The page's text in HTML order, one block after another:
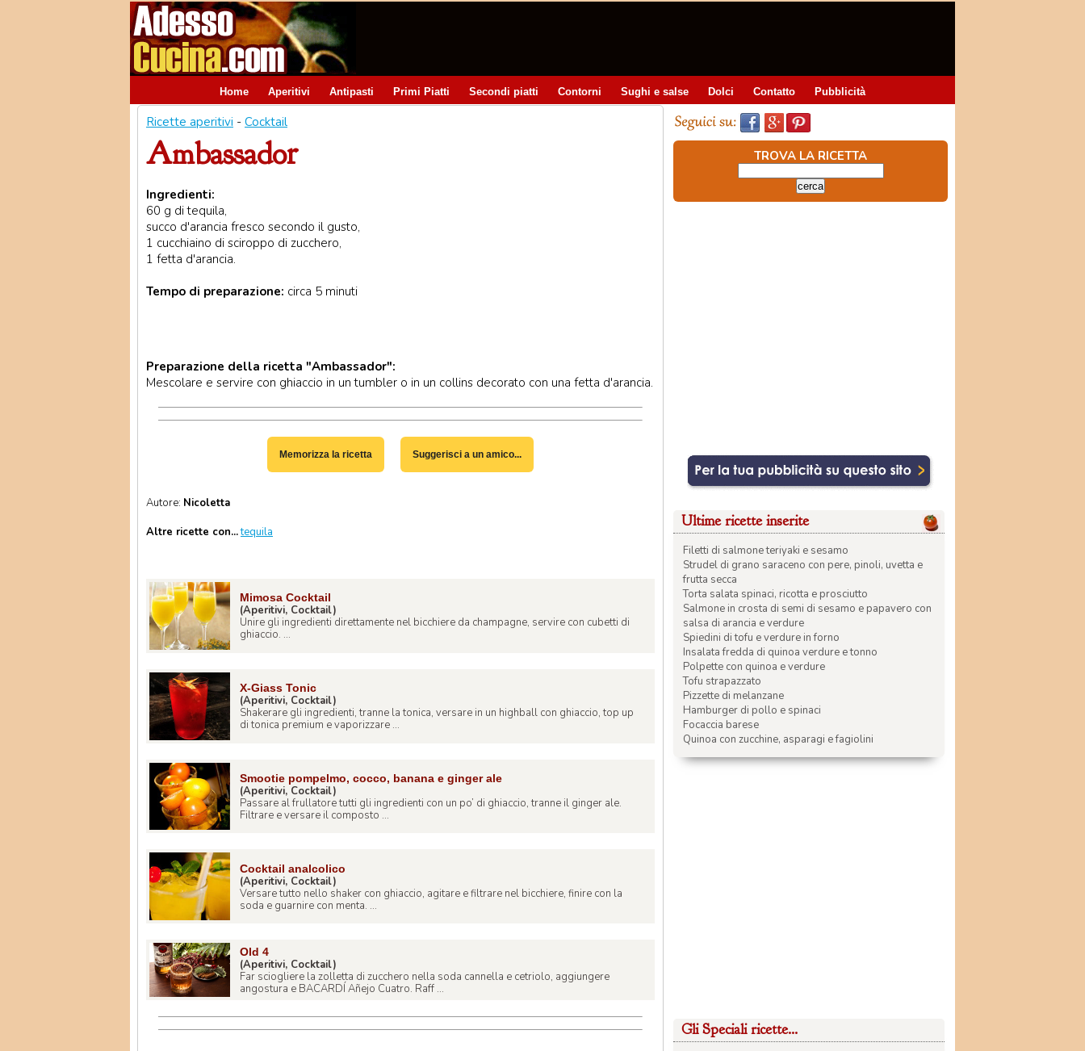
Home Aperitivi Antipasti Primi Piatti Secondi piatti Contorni Sughi e salse Dolci Contatto Pubblicità
Ricette aperitivi - Cocktail
Ambassador
Ingredienti:
60 g di tequila,
succo d'arancia fresco secondo il gusto,
1 cucchiaino di sciroppo di zucchero,
1 fetta d'arancia.
Tempo di preparazione: circa 5 minuti
Preparazione della ricetta "Ambassador":
Mescolare e servire con ghiaccio in un tumbler o in un collins decorato con una fetta d'arancia.
Memorizza la ricetta Suggerisci a un amico...
Autore: Nicoletta
Altre ricette con...tequila
Mimosa Cocktail
(Aperitivi, Cocktail)
Unire gli ingredienti direttamente nel bicchiere da champagne, servire con cubetti di
ghiaccio. ...
X-Giass Tonic
(Aperitivi, Cocktail)
Shakerare gli ingredienti, tranne la tonica, versare in un highball con ghiaccio, top up
di tonica premium e vaporizzare ...
Smootie pompelmo, cocco, banana e ginger ale
(Aperitivi, Cocktail)
Passare al frullatore tutti gli ingredienti con un po’ di ghiaccio, tranne il ginger ale.
Filtrare e versare il composto ...
Cocktail analcolico
(Aperitivi, Cocktail)
Versare tutto nello shaker con ghiaccio, agitare e filtrare nel bicchiere, finire con la
soda e guarnire con menta. ...
Old 4
(Aperitivi, Cocktail)
Far sciogliere la zolletta di zucchero nella soda cannella e cetriolo, aggiungere
angostura e BACARDÍ Añejo Cuatro. Raff ...
TROVA LA RICETTA
Ultime ricette inserite
Filetti di salmone teriyaki e sesamo
Strudel di grano saraceno con pere, pinoli, uvetta e
frutta secca
Torta salata spinaci, ricotta e prosciutto
Salmone in crosta di semi di sesamo e papavero con
salsa di arancia e verdure
Spiedini di tofu e verdure in forno
Insalata fredda di quinoa verdure e tonno
Polpette con quinoa e verdure
Tofu strapazzato
Pizzette di melanzane
Hamburger di pollo e spinaci
Focaccia barese
Quinoa con zucchine, asparagi e fagiolini
Gli Speciali ricette...